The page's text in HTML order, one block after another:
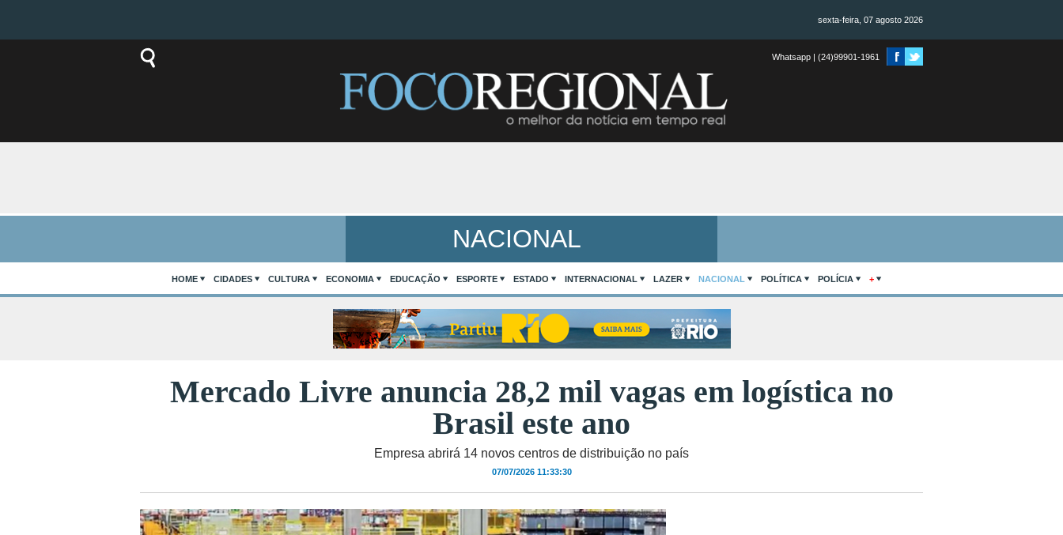
sexta-feira, 07 agosto 2026
Whatsapp | (24)99901-1961
NACIONAL
HOME CIDADES CULTURA ECONOMIA EDUCAÇÃO ESPORTE ESTADO INTERNACIONAL LAZER NACIONAL POLÍTICA POLÍCIA +
Mercado Livre anuncia 28,2 mil vagas em logística no
Brasil este ano
Empresa abrirá 14 novos centros de distribuição no país
07/07/2026 11:33:30